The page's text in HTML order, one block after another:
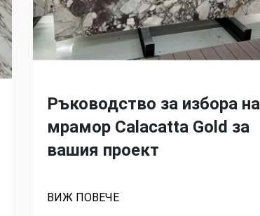
Ръководство за избора на
мрамор Calacatta Gold за
вашия проект
ВИЖ ПОВЕЧЕ